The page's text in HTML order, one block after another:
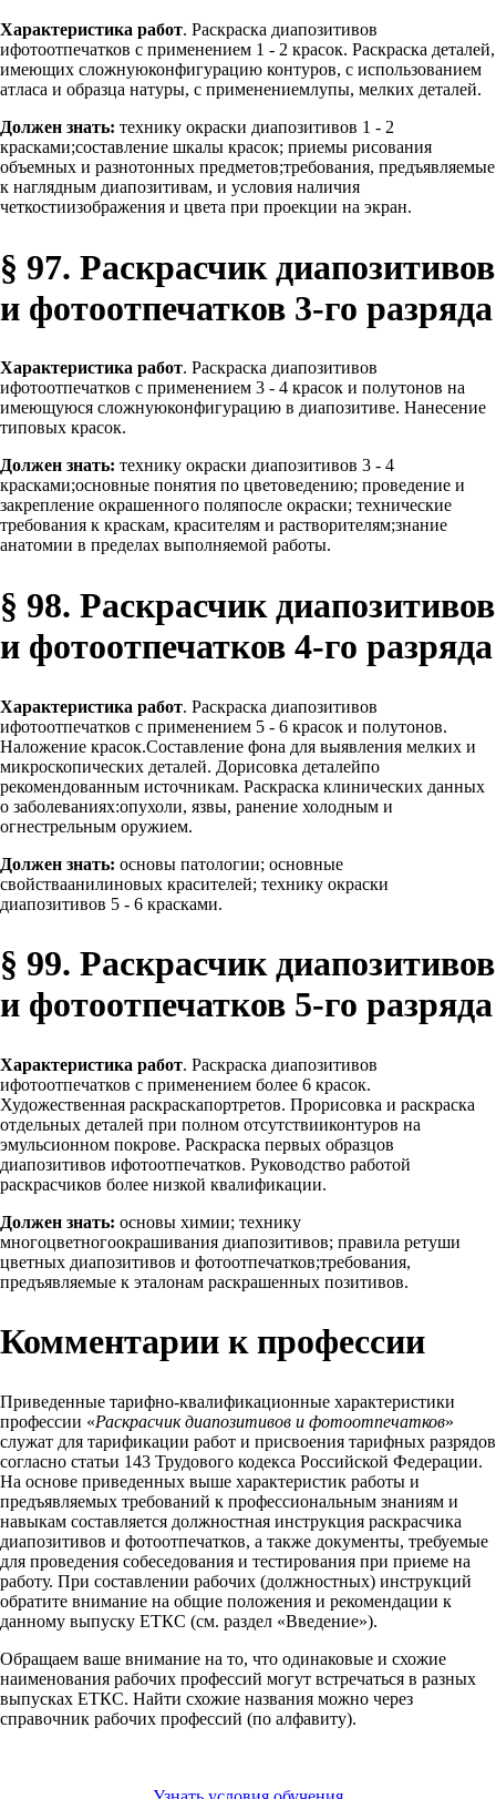
Характеристика работ. Раскраска диапозитивов
ифотоотпечатков с применением 1 - 2 красок. Раскраска деталей,
имеющих сложнуюконфигурацию контуров, с использованием
атласа и образца натуры, с применениемлупы, мелких деталей.
Должен знать: технику окраски диапозитивов 1 - 2
красками;составление шкалы красок; приемы рисования
объемных и разнотонных предметов;требования, предъявляемые
к наглядным диапозитивам, и условия наличия
четкостиизображения и цвета при проекции на экран.
§ 97. Раскрасчик диапозитивов
и фотоотпечатков 3-го разряда
Характеристика работ. Раскраска диапозитивов
ифотоотпечатков с применением 3 - 4 красок и полутонов на
имеющуюся сложнуюконфигурацию в диапозитиве. Нанесение
типовых красок.
Должен знать: технику окраски диапозитивов 3 - 4
красками;основные понятия по цветоведению; проведение и
закрепление окрашенного поляпосле окраски; технические
требования к краскам, красителям и растворителям;знание
анатомии в пределах выполняемой работы.
§ 98. Раскрасчик диапозитивов
и фотоотпечатков 4-го разряда
Характеристика работ. Раскраска диапозитивов
ифотоотпечатков с применением 5 - 6 красок и полутонов.
Наложение красок.Составление фона для выявления мелких и
микроскопических деталей. Дорисовка деталейпо
рекомендованным источникам. Раскраска клинических данных
о заболеваниях:опухоли, язвы, ранение холодным и
огнестрельным оружием.
Должен знать: основы патологии; основные
свойстваанилиновых красителей; технику окраски
диапозитивов 5 - 6 красками.
§ 99. Раскрасчик диапозитивов
и фотоотпечатков 5-го разряда
Характеристика работ. Раскраска диапозитивов
ифотоотпечатков с применением более 6 красок.
Художественная раскраскапортретов. Прорисовка и раскраска
отдельных деталей при полном отсутствииконтуров на
эмульсионном покрове. Раскраска первых образцов
диапозитивов ифотоотпечатков. Руководство работой
раскрасчиков более низкой квалификации.
Должен знать: основы химии; технику
многоцветногоокрашивания диапозитивов; правила ретуши
цветных диапозитивов и фотоотпечатков;требования,
предъявляемые к эталонам раскрашенных позитивов.
Комментарии к профессии
Приведенные тарифно-квалификационные характеристики
профессии «Раскрасчик диапозитивов и фотоотпечатков»
служат для тарификации работ и присвоения тарифных разрядов
согласно статьи 143 Трудового кодекса Российской Федерации.
На основе приведенных выше характеристик работы и
предъявляемых требований к профессиональным знаниям и
навыкам составляется должностная инструкция раскрасчика
диапозитивов и фотоотпечатков, а также документы, требуемые
для проведения собеседования и тестирования при приеме на
работу. При составлении рабочих (должностных) инструкций
обратите внимание на общие положения и рекомендации к
данному выпуску ЕТКС (см. раздел «Введение»).
Обращаем ваше внимание на то, что одинаковые и схожие
наименования рабочих профессий могут встречаться в разных
выпусках ЕТКС. Найти схожие названия можно через
справочник рабочих профессий (по алфавиту).